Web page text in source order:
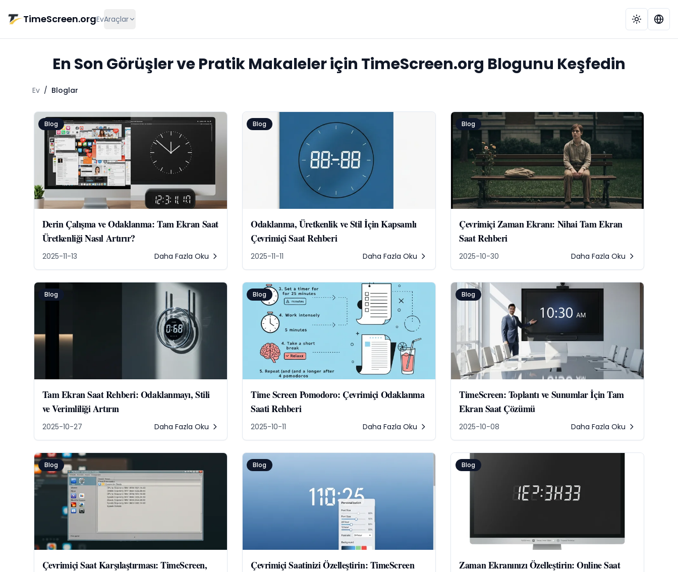
TimeScreen.orgEvAraçlar
En Son Görüşler ve Pratik Makaleler için TimeScreen.org Blogunu Keşfedin
Ev / Bloglar
Blog
Derin Çalışma ve Odaklanma: Tam Ekran Saat
Üretkenliği Nasıl Artırır?
2025-11-13 Daha Fazla Oku
Blog
Odaklanma, Üretkenlik ve Stil İçin Kapsamlı
Çevrimiçi Saat Rehberi
2025-11-11 Daha Fazla Oku
Blog
Çevrimiçi Zaman Ekranı: Nihai Tam Ekran
Saat Rehberi
2025-10-30 Daha Fazla Oku
Blog
Tam Ekran Saat Rehberi: Odaklanmayı, Stili
ve Verimliliği Artırın
2025-10-27 Daha Fazla Oku
Blog
Time Screen Pomodoro: Çevrimiçi Odaklanma
Saati Rehberi
2025-10-11 Daha Fazla Oku
Blog
TimeScreen: Toplantı ve Sunumlar İçin Tam
Ekran Saat Çözümü
2025-10-08 Daha Fazla Oku
Blog
Çevrimiçi Saat Karşılaştırması: TimeScreen,
Blog
Çevrimiçi Saatinizi Özelleştirin: TimeScreen
Blog
Zaman Ekranınızı Özelleştirin: Online Saat